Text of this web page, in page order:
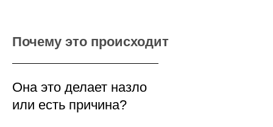
Почему это происходит
Она это делает назло
или есть причина?